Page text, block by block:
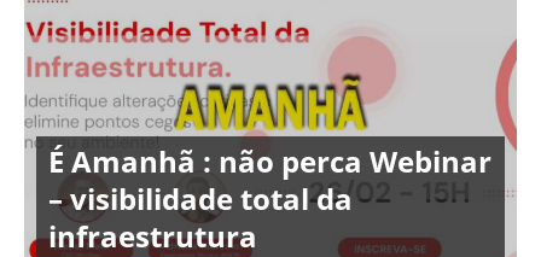
É Amanhã : não perca Webinar
– visibilidade total da
infraestrutura